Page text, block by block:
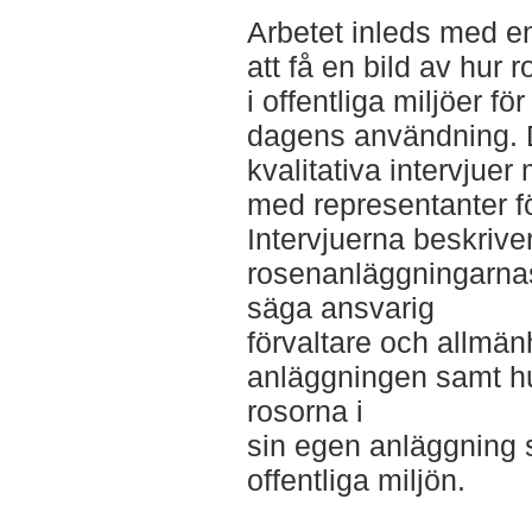
Arbetet inleds med
att få en bild av hur
i offentliga miljöer
dagens användning.
kvalitativa intervjuer
med representanter
Intervjuerna
säga ansvarig
förvaltare och
anläggningen samt
rosorna i
sin egen anläggning
offentliga miljön.